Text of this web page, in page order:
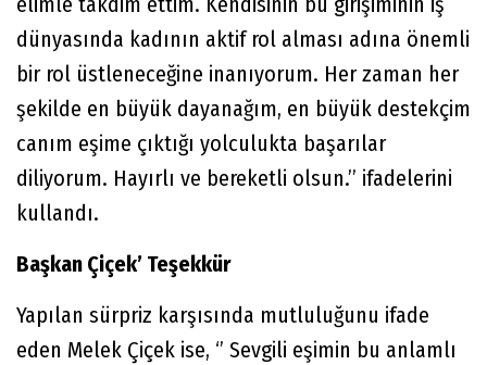
dünyasında kadının aktif rol alması adına önemli
bir rol üstleneceğine inanıyorum. Her zaman her
şekilde en büyük dayanağım, en büyük destekçim
canım eşime çıktığı yolculukta başarılar
diliyorum. Hayırlı ve bereketli olsun.’’ ifadelerini
kullandı.
Başkan Çiçek’ Teşekkür
Yapılan sürpriz karşısında mutluluğunu ifade
eden Melek Çiçek ise, ‘’ Sevgili eşimin bu anlamlı